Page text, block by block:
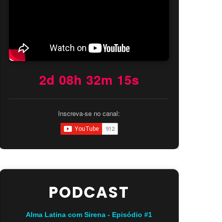
2d 08h 32m 14s
Inscreva-se no canal:
PODCAST
Alma Latina com Sirena - Episódio #1